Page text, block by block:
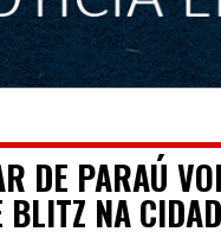
DE PARAÚ
BLITZ NA